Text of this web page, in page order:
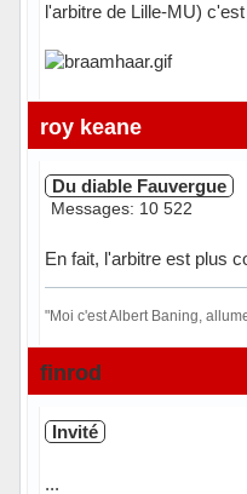
l'arbitre de Lille-MU)
Hors ligne
roy keane
Du diable Fauvergue
Messages: 10 522
En fait, l'arbitre est plus
"Moi c'est Albert Baning,
Hors ligne
finrod
Invité
...